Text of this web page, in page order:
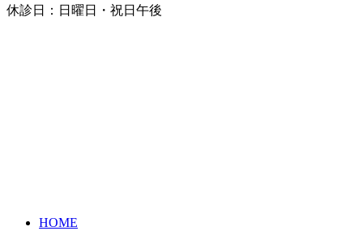
休診日：日曜日・祝日午後
HOME